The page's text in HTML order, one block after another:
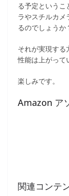
る予定という
ラやスチルカメ
るのでしょうか
それが実現する
性能は上がって
楽しみです。
Amazon ア
関連コンテ